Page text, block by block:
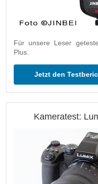
Für unsere Leser
Plus.
Jetzt den
Kameratest: